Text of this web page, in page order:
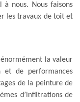
à nous. Nous faisons
les travaux de toit et
la valeur
et de performances
de la peinture de
d’infiltrations de